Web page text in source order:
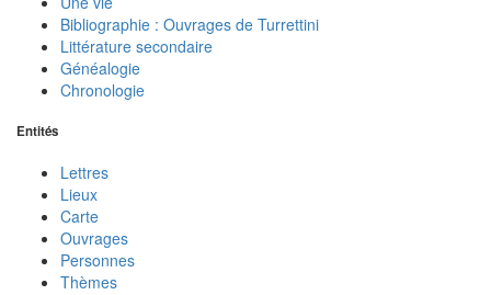
Bibliographie : Ouvrages de Turrettini
Littérature secondaire
Généalogie
Chronologie
Entités
Lettres
Lieux
Carte
Ouvrages
Personnes
Thèmes